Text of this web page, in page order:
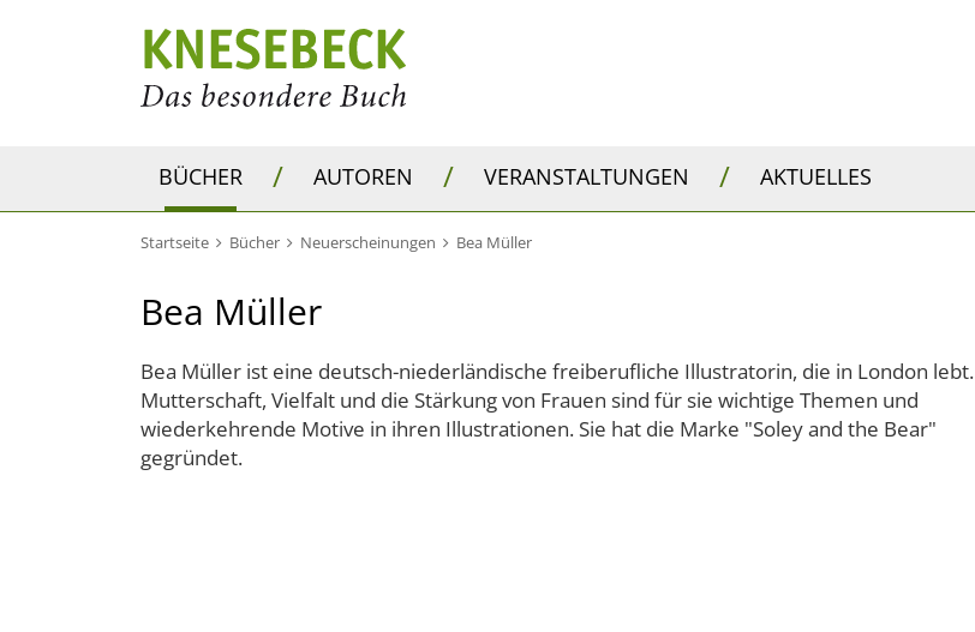
BÜCHER / AUTOREN / VERANSTALTUNGEN / AKTUELLES
Startseite Bücher Neuerscheinungen Bea Müller
Bea Müller
Bea Müller ist eine deutsch-niederländische freiberufliche Illustratorin, die in London lebt.
Mutterschaft, Vielfalt und die Stärkung von Frauen sind für sie wichtige Themen und
wiederkehrende Motive in ihren Illustrationen. Sie hat die Marke "Soley and the Bear"
gegründet.